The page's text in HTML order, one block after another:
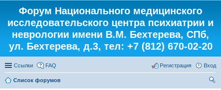
Форум Национального медицинского
исследовательского центра психиатрии и
неврологии имени В.М. Бехтерева, СПб,
ул. Бехтерева, д.3, тел: +7 (812) 670-02-20
Ссылки FAQ Вход
Регистрация
Список форумов